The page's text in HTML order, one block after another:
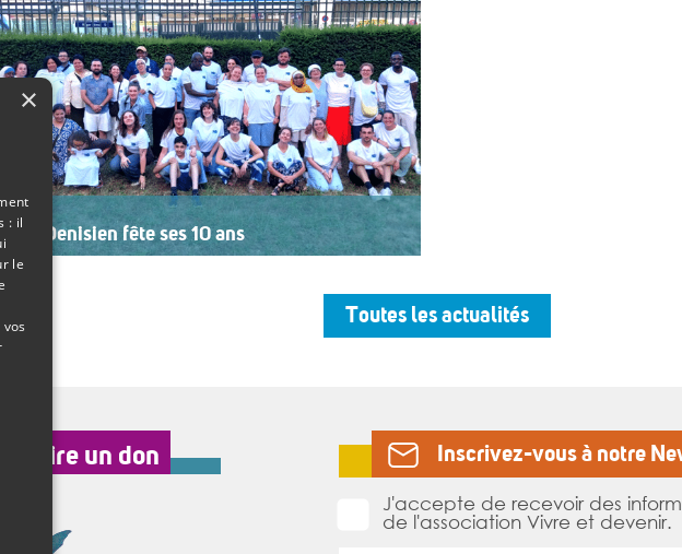
2026
Denisien fête ses 10 ans
vêtus d’un T-shirt au logo « 10 ans »,
les invités autour d’un buffet, dans une
musicale live assurée par un groupe de musiciens.
Manadi, directrice du SESSAD depuis sa création, est
l’histoire […]
Toutes les actualités
Inscrivez-vous à notre
J'accepte de recevoir des
de l'association Vivre et devenir.
faire un don
×
: il
le